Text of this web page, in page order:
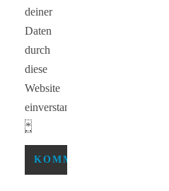
deiner
Daten
durch
diese
Website
einverstanden.
*